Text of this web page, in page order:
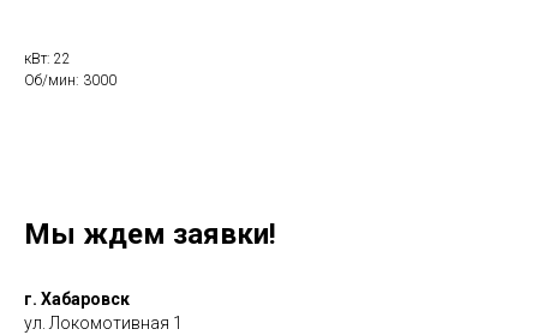
кВт: 22
Об/мин: 3000
Мы ждем заявки!
г. Хабаровск
ул. Локомотивная 1